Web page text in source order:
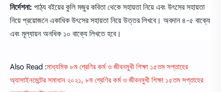
নির্দেশনা: পাঠ্য বইয়ের কুলি মজুর কবিতা থেকে সহায়তা নিয়ে এবং উৎসের সহায়তা
নিয়ে প্রয়ােজনে একাধিক উৎসের সহায়তা নিয়ে উত্তর লিখবে। অবদান ৪-৫ বাক্যে
এবং মূল্যায়ন অনধিক ১০ বাক্যে লিখতে হবে।
Also Read :মাধ্যমিক ৮ম শ্রেণির কর্ম ও জীবনমুখী শিক্ষা ১৫তম সপ্তাহের
অ্যাসাইনমেন্টের সমাধান ২০২১, ৮ম শ্রেণির কর্ম ও জীবনমুখী শিক্ষা ১৫তম সপ্তাহের